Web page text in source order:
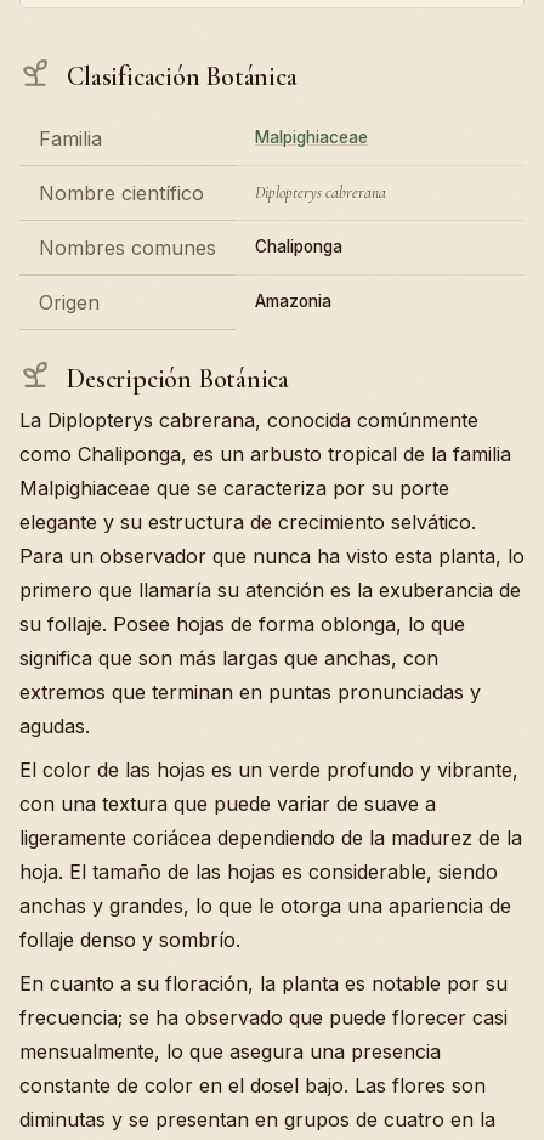
Clasificación Botánica
Familia Malpighiaceae
Nombre científico Diplopterys cabrerana
Nombres comunes Chaliponga
Origen Amazonia
Descripción Botánica
La Diplopterys cabrerana, conocida comúnmente
como Chaliponga, es un arbusto tropical de la familia
Malpighiaceae que se caracteriza por su porte
elegante y su estructura de crecimiento selvático.
Para un observador que nunca ha visto esta planta, lo
primero que llamaría su atención es la exuberancia de
su follaje. Posee hojas de forma oblonga, lo que
significa que son más largas que anchas, con
extremos que terminan en puntas pronunciadas y
agudas.
El color de las hojas es un verde profundo y vibrante,
con una textura que puede variar de suave a
ligeramente coriácea dependiendo de la madurez de la
hoja. El tamaño de las hojas es considerable, siendo
anchas y grandes, lo que le otorga una apariencia de
follaje denso y sombrío.
En cuanto a su floración, la planta es notable por su
frecuencia; se ha observado que puede florecer casi
mensualmente, lo que asegura una presencia
constante de color en el dosel bajo. Las flores son
diminutas y se presentan en grupos de cuatro en la